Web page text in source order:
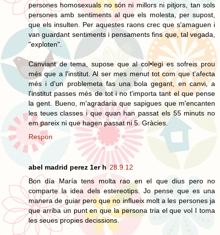
persones homosexuals no són ni millors ni pitjors, tan sols
persones amb sentiments al que els molesta, per supost,
que els insulten. Per aquestes raons crec que s'amaguen i
van guardant sentiments i pensaments fins que, tal vegada,
"exploten".
Canviant de tema, supose que al col•legi es sofreis prou
més que a l'institut. Al ser mes menut tot com que t'afecta
més i d'un problemeta fas una bola gegant, en canvi, a
l'institut passes més de tot i no t'importa tant el que pense
la gent. Bueno, m'agradaria que sapigues que m'encanten
les teues classes i que quan han passat els 55 minuts no
em pareix ni que hagen passat ni 5. Gràcies.
Respon
abel madrid perez 1er h 28.9.12
Bon día María tens molta rao en el que dius pero no
comparte la idea dels estereotips. Jo pense que es una
manera de guiar pero que no influeix molt a les persones ja
que arriba un punt en que la persona tria el que vol I toma
les seues propies decissions.